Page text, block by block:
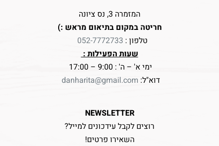
המזמרה 3, נס ציונה
חריטה במקום בתיאום מראש :)
טלפון : 052-7772733
שעות הפעילות :
ימי א' – ה' : 9:00 – 17:00
דוא"ל: danharita@gmail.com
NEWSLETTER
רוצים לקבל עידכונים למייל?
השאירו פרטים!